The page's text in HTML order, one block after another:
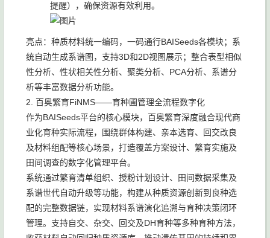
提醒），确保资源有效利用。
亮点：种质材料统一编码，一码通行BAISeeds各模块；系
统自动生成系谱图，支持3D和2D视图展示；整合表型相似
性分析、性状相关性分析、聚类分析、PCA分析、系谱分
析等丰富数据分析功能。
2. 百奥繁育FiNMS——育种圃管理全流程数字化
作为BAISeeds平台的核心模块，百奥繁育深度融合现代商
业化育种实际流程，围绕群体构建、亲本选育、回交改良
及材料组配等核心场景，打造覆盖方案设计、繁育实施及
田间调查的数字化管理平台。
系统通过繁育清单组织、授粉计划设计、田间数据采集及
系谱世代自动升级等功能，构建从种质资源创新到良种选
配的完整数据链，实现材料系谱演化追溯与育种决策闭环
管理。支持自交、杂交、回交及DH育种等多种育种方法，